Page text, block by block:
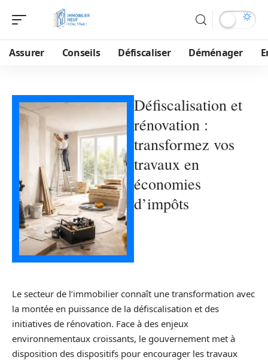
Assurer Conseils Défiscaliser Déménager
Défiscalisation et
rénovation :
transformez vos
travaux en
économies
d’impôts
Le secteur de l’immobilier connaît une transformation avec
la montée en puissance de la défiscalisation et des
initiatives de rénovation. Face à des enjeux
environnementaux croissants, le gouvernement met à
disposition des dispositifs pour encourager les travaux